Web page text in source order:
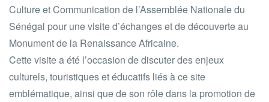
Culture et Communication de l’Assemblée Nationale du
Sénégal pour une visite d’échanges et de découverte au
Monument de la Renaissance Africaine.
Cette visite a été l’occasion de discuter des enjeux
culturels, touristiques et éducatifs liés à ce site
emblématique, ainsi que de son rôle dans la promotion de